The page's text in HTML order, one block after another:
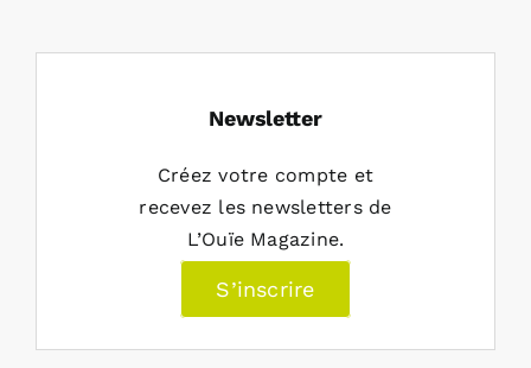
Newsletter
Créez votre compte et
recevez les newsletters de
L’Ouïe Magazine.
S’inscrire